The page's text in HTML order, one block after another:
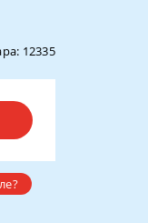
12335